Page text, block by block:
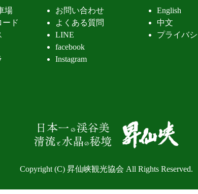
場
ード
お問い合わせ
よくある質問
LINE
facebook
Instagram
English
中文
プライバ
Copyright (C) 昇仙峡観光協会 All Rights Reserved.